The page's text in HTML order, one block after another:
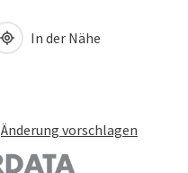
In der Nähe
Änderung vorschlagen